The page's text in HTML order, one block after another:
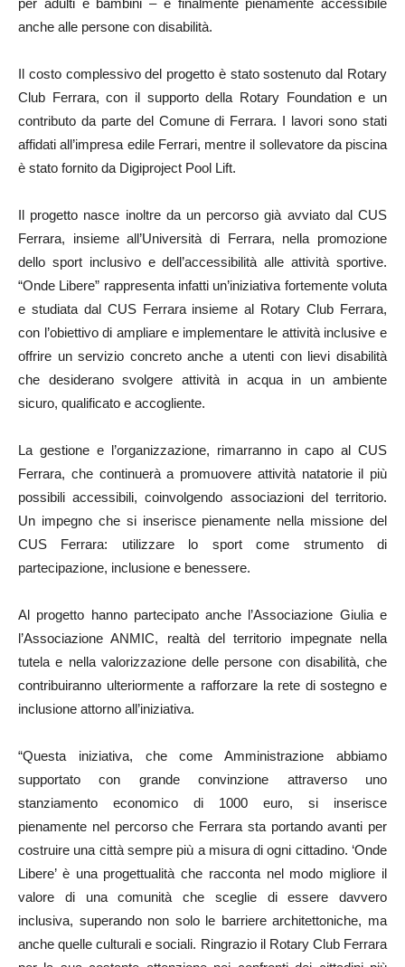
per adulti e bambini – è finalmente pienamente accessibile
anche alle persone con disabilità.
Il costo complessivo del progetto è stato sostenuto dal Rotary
Club Ferrara, con il supporto della Rotary Foundation e un
contributo da parte del Comune di Ferrara. I lavori sono stati
affidati all’impresa edile Ferrari, mentre il sollevatore da piscina
è stato fornito da Digiproject Pool Lift.
Il progetto nasce inoltre da un percorso già avviato dal CUS
Ferrara, insieme all’Università di Ferrara, nella promozione
dello sport inclusivo e dell’accessibilità alle attività sportive.
“Onde Libere” rappresenta infatti un’iniziativa fortemente voluta
e studiata dal CUS Ferrara insieme al Rotary Club Ferrara,
con l’obiettivo di ampliare e implementare le attività inclusive e
offrire un servizio concreto anche a utenti con lievi disabilità
che desiderano svolgere attività in acqua in un ambiente
sicuro, qualificato e accogliente.
La gestione e l’organizzazione, rimarranno in capo al CUS
Ferrara, che continuerà a promuovere attività natatorie il più
possibili accessibili, coinvolgendo associazioni del territorio.
Un impegno che si inserisce pienamente nella missione del
CUS Ferrara: utilizzare lo sport come strumento di
partecipazione, inclusione e benessere.
Al progetto hanno partecipato anche l’Associazione Giulia e
l’Associazione ANMIC, realtà del territorio impegnate nella
tutela e nella valorizzazione delle persone con disabilità, che
contribuiranno ulteriormente a rafforzare la rete di sostegno e
inclusione attorno all’iniziativa.
“Questa iniziativa, che come Amministrazione abbiamo
supportato con grande convinzione attraverso uno
stanziamento economico di 1000 euro, si inserisce
pienamente nel percorso che Ferrara sta portando avanti per
costruire una città sempre più a misura di ogni cittadino. ‘Onde
Libere’ è una progettualità che racconta nel modo migliore il
valore di una comunità che sceglie di essere davvero
inclusiva, superando non solo le barriere architettoniche, ma
anche quelle culturali e sociali. Ringrazio il Rotary Club Ferrara